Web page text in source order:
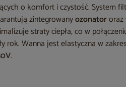
o komfort i czystość. System
zintegrowanyozonatororaz
straty ciepła, co w
rok. Wanna jest elastyczna w
.